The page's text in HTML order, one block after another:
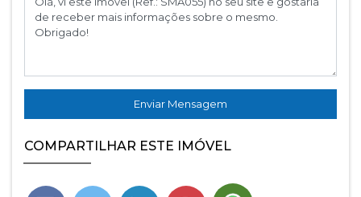
Enviar Mensagem
COMPARTILHAR ESTE IMÓVEL